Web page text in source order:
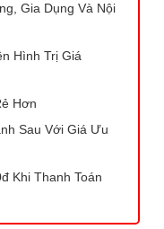
Gia Dụng Và Nội
Hình Trị Giá
Hơn
Sau Với Giá Ưu
Khi Thanh Toán